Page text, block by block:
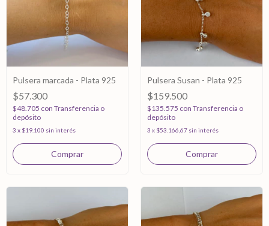
Pulsera marcada - Plata 925
$57.300
$48.705 con Transferencia o
depósito
3 x $19.100 sin interés
Pulsera Susan - Plata 925
$159.500
$135.575 con Transferencia o
depósito
3 x $53.166,67 sin interés